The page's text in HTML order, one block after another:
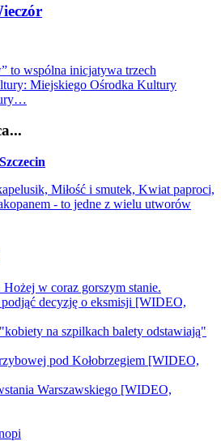
to wspólna inicjatywa trzech
Miejskiego Ośrodka Kultury
Miłość i smutek, Kwiat paproci,
- to jedne z wielu utworów
w coraz gorszym stanie.
decyzję o eksmisji [WIDEO,
na szpilkach balety odstawiają"
pod Kołobrzegiem [WIDEO,
Warszawskiego [WIDEO,